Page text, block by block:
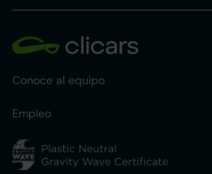
Conoce al equipo
Empleo